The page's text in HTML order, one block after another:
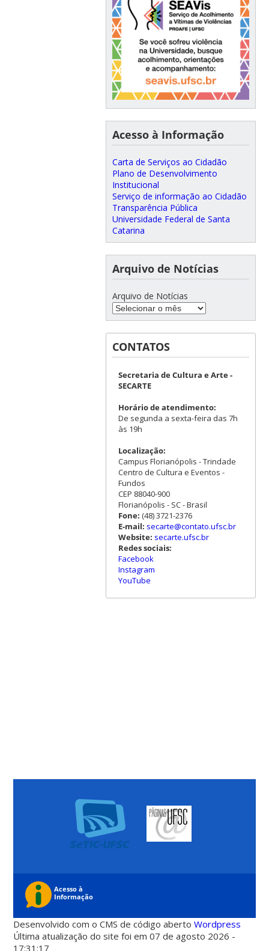
Acesso à Informação
Carta de Serviços ao Cidadão
Plano de Desenvolvimento
Institucional
Serviço de informação ao Cidadão
Transparência Pública
Universidade Federal de Santa
Catarina
Arquivo de Notícias
Arquivo de Notícias
CONTATOS
Secretaria de Cultura e Arte -
SECARTE
Horário de atendimento:
De segunda a sexta-feira das 7h
às 19h
Localização:
Campus Florianópolis - Trindade
Centro de Cultura e Eventos -
Fundos
CEP 88040-900
Florianópolis - SC - Brasil
Fone: (48) 3721-2376
E-mail: secarte@contato.ufsc.br
Website: secarte.ufsc.br
Redes sociais:
Facebook
Instagram
YouTube
Desenvolvido com o CMS de código abertoWordpress
Última atualização do site foi em 07 de agosto 2026 -
17:31:17